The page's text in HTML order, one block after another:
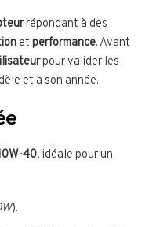
répondant à des
et performance. Avant
pour valider les
et à son année.
40, idéale pour un
).